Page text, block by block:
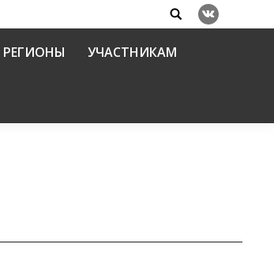
Search:
Вконтакте
РЕГИОНЫ УЧАСТНИКАМ